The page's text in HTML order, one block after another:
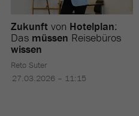
Zukunft von Hotelplan:
Das müssen Reisebüros
wissen
Reto Suter
27.03.2026 – 11:15